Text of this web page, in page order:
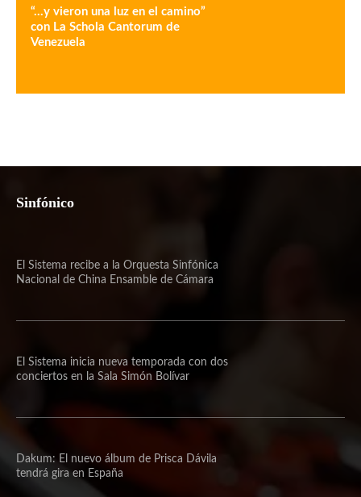
“…y vieron una luz en el camino”
con La Schola Cantorum de
Venezuela
Sinfónico
El Sistema recibe a la Orquesta Sinfónica
Nacional de China Ensamble de Cámara
El Sistema inicia nueva temporada con dos
conciertos en la Sala Simón Bolívar
Dakum: El nuevo álbum de Prisca Dávila
tendrá gira en España